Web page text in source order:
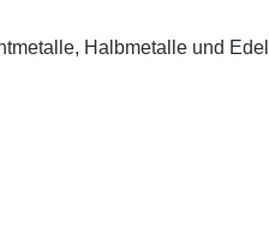
Halbmetalle und